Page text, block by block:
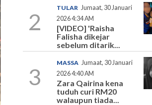
2
TULAR Jumaat, 30 Januari
2026 4:34 AM
[VIDEO] 'Raisha
Falisha dikejar
sebelum ditarik...
3
MASSA Jumaat, 30 Januari
2026 4:40 AM
Zara Qairina kena
tuduh curi RM20
walaupun tiada...